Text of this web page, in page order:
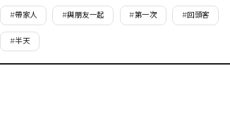
#帶家人 #與朋友一起 #第一次 #回頭客
#半天